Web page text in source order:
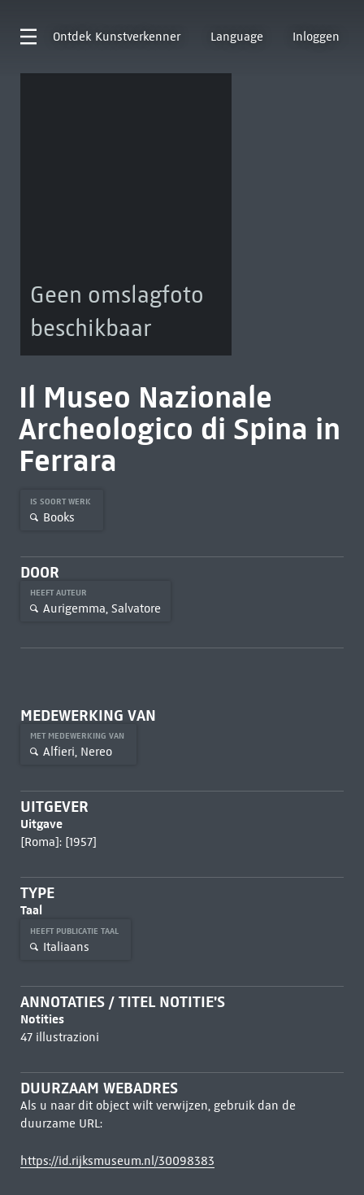
Ontdek Kunstverkenner Language Inloggen
Geen omslagfoto
beschikbaar
Il Museo Nazionale
Archeologico di Spina in
Ferrara
IS SOORT WERK
Books
DOOR
HEEFT AUTEUR
Aurigemma, Salvatore
MEDEWERKING VAN
MET MEDEWERKING VAN
Alfieri, Nereo
UITGEVER
Uitgave
[Roma]: [1957]
TYPE
Taal
HEEFT PUBLICATIE TAAL
Italiaans
ANNOTATIES / TITEL NOTITIE'S
Notities
47 illustrazioni
DUURZAAM WEBADRES
Als u naar dit object wilt verwijzen, gebruik dan de
duurzame URL:
https://id.rijksmuseum.nl/30098383